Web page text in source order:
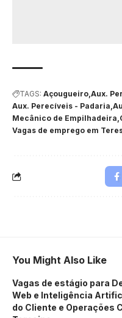
TAGS: Açougueiro Aux.
Aux. Perecíveis - Padaria
Mecânico de Empilhadeira
Vagas de emprego em
You Might Also Like
Vagas de estágio para
Web e Inteligência
do Cliente e Operações